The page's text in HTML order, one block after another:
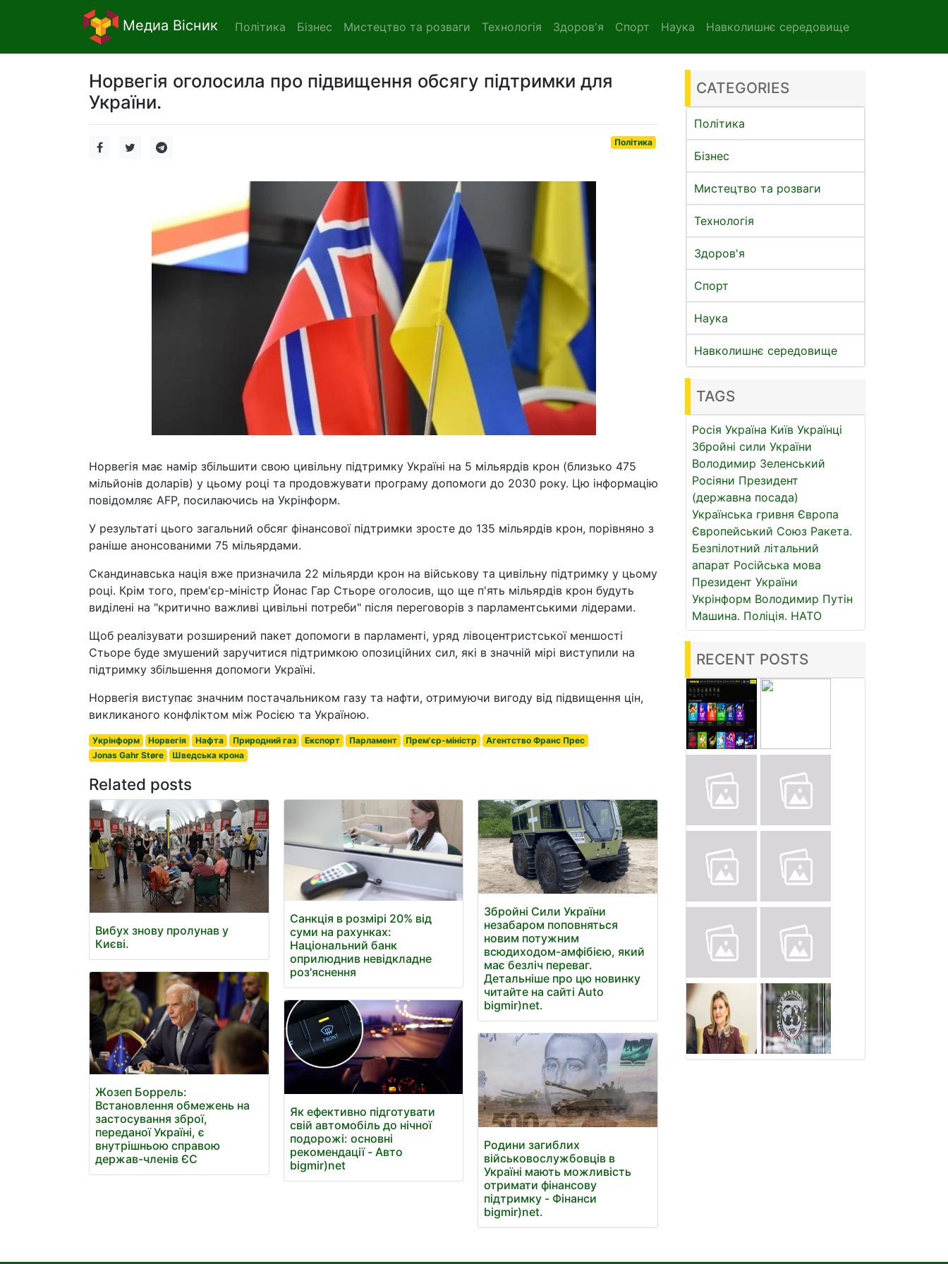
Медиа Вісник Політика Бізнес Мистецтво та розваги Технологія Здоров'я Спорт Наука Навколишнє середовище
Норвегія оголосила про підвищення обсягу підтримки для
України.
Політика
Норвегія має намір збільшити свою цивільну підтримку Україні на 5 мільярдів крон (близько 475
мільйонів доларів) у цьому році та продовжувати програму допомоги до 2030 року. Цю інформацію
повідомляє AFP, посилаючись на Укрінформ.
У результаті цього загальний обсяг фінансової підтримки зросте до 135 мільярдів крон, порівняно з
раніше анонсованими 75 мільярдами.
Скандинавська нація вже призначила 22 мільярди крон на військову та цивільну підтримку у цьому
році. Крім того, прем'єр-міністр Йонас Гар Стьоре оголосив, що ще п'ять мільярдів крон будуть
виділені на "критично важливі цивільні потреби" після переговорів з парламентськими лідерами.
Щоб реалізувати розширений пакет допомоги в парламенті, уряд лівоцентристської меншості
Стьоре буде змушений заручитися підтримкою опозиційних сил, які в значній мірі виступили на
підтримку збільшення допомоги Україні.
Норвегія виступає значним постачальником газу та нафти, отримуючи вигоду від підвищення цін,
викликаного конфліктом між Росією та Україною.
Укрінформ Норвегія Нафта Природний газ Експорт Парламент Прем'єр-міністр
Агентство Франс Прес
Jonas Gahr Støre
Шведська крона
Related posts
Вибух знову пролунав у
Києві.
Жозеп Боррель:
Встановлення обмежень на
застосування зброї,
переданої Україні, є
внутрішньою справою
держав-членів ЄС
Санкція в розмірі 20% від
суми на рахунках:
Національний банк
оприлюднив невідкладне
роз'яснення
Як ефективно підготувати
свій автомобіль до нічної
подорожі: основні
рекомендації - Авто
bigmir)net
Збройні Сили України
незабаром поповняться
новим потужним
всюдиходом-амфібією, який
має безліч переваг.
Детальніше про цю новинку
читайте на сайті Auto
bigmir)net.
Родини загиблих
військовослужбовців в
Україні мають можливість
отримати фінансову
підтримку - Фінанси
bigmir)net.
CATEGORIES
Політика
Бізнес
Мистецтво та розваги
Технологія
Здоров'я
Спорт
Наука
Навколишнє середовище
TAGS
Росія Україна Київ Українці
Збройні сили України
Володимир Зеленський
Росіяни Президент
(державна посада)
Українська гривня Європа
Європейський Союз Ракета.
Безпілотний літальний
апарат Російська мова
Президент України
Укрінформ Володимир Путін
Машина. Поліція. НАТО
RECENT POSTS